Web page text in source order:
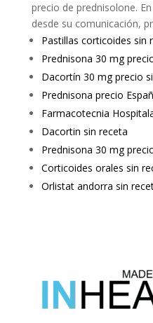
precio de prednisolone.
desde su comunicación,
Pastillas corticoides sin
Prednisona 30 mg
Dacortín 30 mg precio
Prednisona precio
Farmacotecnia
Dacortin sin receta
Prednisona 30 mg
Corticoides orales sin
Orlistat andorra sin